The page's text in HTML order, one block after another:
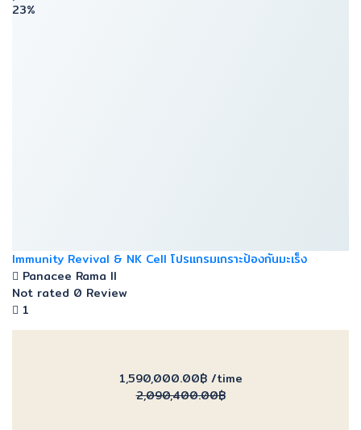
23%
Immunity Revival & NK Cell โปรแกรมเกราะป้องกันมะเร็ง
Panacee Rama ll
Not rated 0 Review
1
1,590,000.00฿ /time
2,090,400.00฿